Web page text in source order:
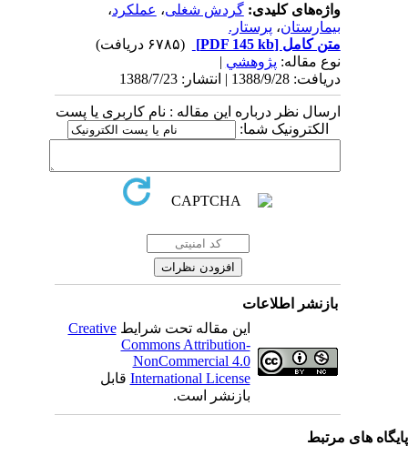
واژه‌های کلیدی:گردش شغلی،عملکرد ،
بیمارستان،پرستار.
متن کامل[PDF 145 kb]
نوع مقاله:پژوهشي|
دریافت: 1388/9/28 | انتشار: 1388/7/23
ارسال نظر درباره این مقاله : نام کاربری یا پست
الکترونیک شما:
بازنشر اطلاعات
این مقاله تحت شرایطCreative
Commons Attribution-
NonCommercial 4.0
International Licenseقابل
بازنشر است.
های مرتبط